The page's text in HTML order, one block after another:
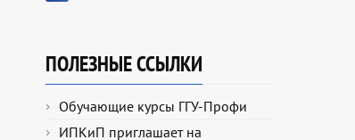
ПОЛЕЗНЫЕ ССЫЛКИ
Обучающие курсы ГГУ-Профи
ИПКиП приглашает на